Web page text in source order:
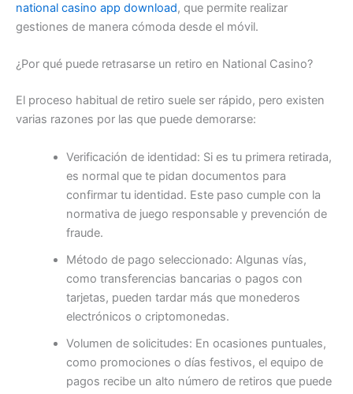
national casino app download, que permite realizar
gestiones de manera cómoda desde el móvil.
¿Por qué puede retrasarse un retiro en National Casino?
El proceso habitual de retiro suele ser rápido, pero existen
varias razones por las que puede demorarse:
Verificación de identidad: Si es tu primera retirada,
es normal que te pidan documentos para
confirmar tu identidad. Este paso cumple con la
normativa de juego responsable y prevención de
fraude.
Método de pago seleccionado: Algunas vías,
como transferencias bancarias o pagos con
tarjetas, pueden tardar más que monederos
electrónicos o criptomonedas.
Volumen de solicitudes: En ocasiones puntuales,
como promociones o días festivos, el equipo de
pagos recibe un alto número de retiros que puede